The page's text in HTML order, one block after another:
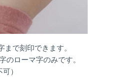
で刻印できます。
ローマ字のみです。
）